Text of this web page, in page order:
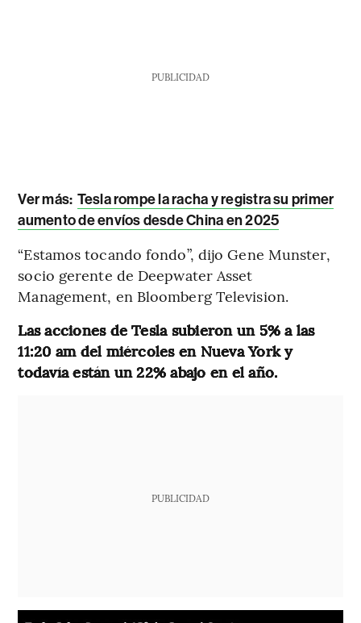
PUBLICIDAD
Ver más: Tesla rompe la racha y registra su primer
aumento de envíos desde China en 2025
“Estamos tocando fondo”, dijo Gene Munster,
socio gerente de Deepwater Asset
Management, en Bloomberg Television.
Las acciones de Tesla subieron un 5% a las
11:20 am del miércoles en Nueva York y
todavía están un 22% abajo en el año.
PUBLICIDAD